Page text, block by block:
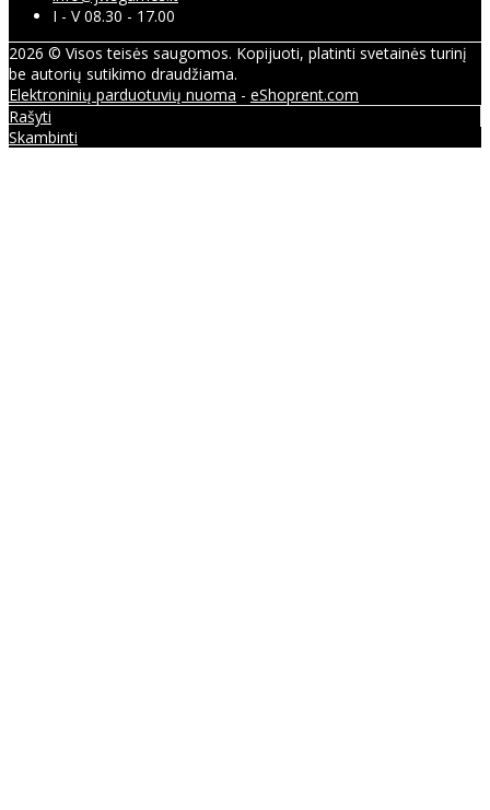
I - V 08.30 - 17.00
2026 © Visos teisės saugomos. Kopijuoti, platinti svetainės turinį
be autorių sutikimo draudžiama.
Elektroninių parduotuvių nuoma - eShoprent.com
Rašyti
Skambinti